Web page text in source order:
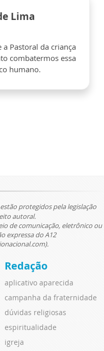
Lima
Pastoral da criança
combatermos essa
humano.
protegidos pela legislação
autoral.
de comunicação, eletrônico ou
expressa do A12
Redação
aplicativo aparecida
campanha da fraternidade
dúvidas religiosas
espiritualidade
igreja